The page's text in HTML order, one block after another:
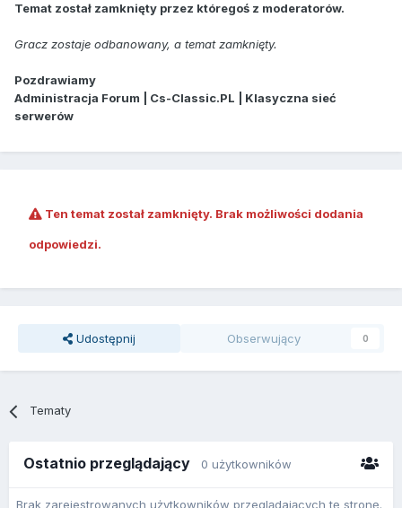
Temat został zamknięty przez któregoś z moderatorów.
Gracz zostaje odbanowany, a temat zamknięty.
Pozdrawiamy
Administracja Forum | Cs-Classic.PL | Klasyczna sieć
serwerów
Ten temat został zamknięty. Brak możliwości dodania
odpowiedzi.
Udostępnij Obserwujący 0
Tematy
Ostatnio przeglądający 0 użytkowników
Brak zarejestrowanych użytkowników przeglądających tę stronę.